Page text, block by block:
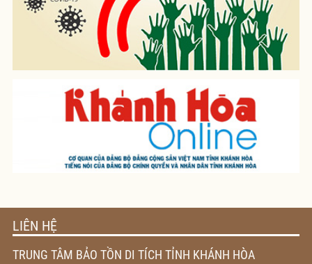
LIÊN HỆ
TRUNG TÂM BẢO TỒN DI TÍCH TỈNH KHÁNH HÒA